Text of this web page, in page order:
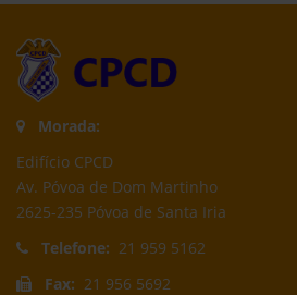
Morada:
Edifício CPCD
Av. Póvoa de Dom Martinho
2625-235 Póvoa de Santa Iria
Telefone: 21 959 5162
Fax: 21 956 5692